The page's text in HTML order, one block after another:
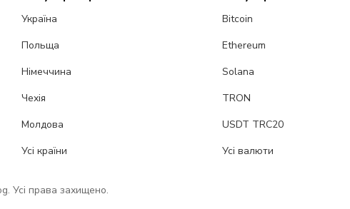
Україна
Польща
Німеччина
Чехія
Молдова
Усі країни
Bitcoin
Ethereum
Solana
TRON
USDT TRC20
Усі валюти
Усі права захищено.